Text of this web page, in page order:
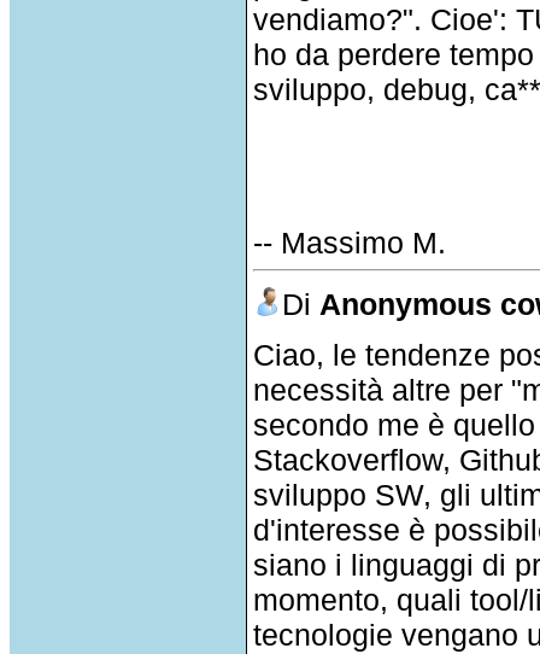
vendiamo?". Cioe':
ho da perdere
sviluppo, debug,
-- Massimo M.
Di Anonymous
Ciao, le tendenze
necessità altre per
secondo me è
Stackoverflow,
sviluppo SW, gli
d'interesse è
siano i linguaggi di
momento, quali
tecnologie vengano